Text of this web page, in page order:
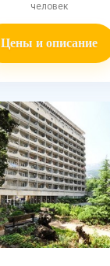
человек
Цены и описание